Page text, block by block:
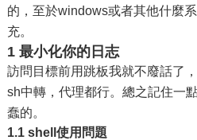
的，至於windows或者其他什麼
充。
1 最小化你的日志
訪問目標前用跳板我就不廢話了
sh中轉，代理都行。總之記住一
蠢的。
1.1 shell使用問題